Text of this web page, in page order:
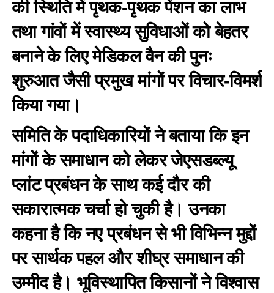
की स्थिति में पृथक-पृथक पेंशन का लाभ
तथा गांवों में स्वास्थ्य सुविधाओं को बेहतर
बनाने के लिए मेडिकल वैन की पुनः
शुरुआत जैसी प्रमुख मांगों पर विचार-विमर्श
किया गया।
समिति के पदाधिकारियों ने बताया कि इन
मांगों के समाधान को लेकर जेएसडब्ल्यू
प्लांट प्रबंधन के साथ कई दौर की
सकारात्मक चर्चा हो चुकी है। उनका
कहना है कि नए प्रबंधन से भी विभिन्न मुद्दों
पर सार्थक पहल और शीघ्र समाधान की
उम्मीद है। भूविस्थापित किसानों ने विश्वास